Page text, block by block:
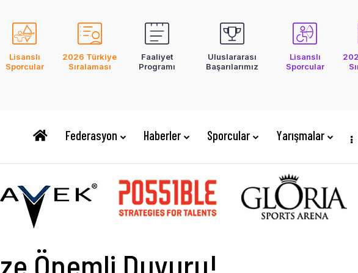
Lisanslı
Sporcular
2026 Türkiye
Sıralaması
Faaliyet
Programı
Uluslararası
Başarılarımız
Lisanslı
Sporcular
Federasyon Haberler Sporcular Yarışmalar
Önemli Duyuru!